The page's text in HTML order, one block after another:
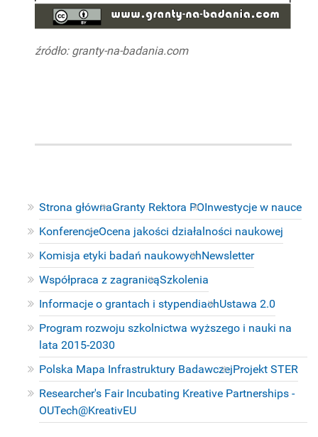
Strona głównaGranty Rektora POInwestycje w nauce
KonferencjeOcena jakości działalności naukowej
Komisja etyki badań naukowychNewsletter
Współpraca z zagranicąSzkolenia
Informacje o grantach i stypendiachUstawa 2.0
Program rozwoju szkolnictwa wyższego i nauki na
lata 2015-2030
Polska Mapa Infrastruktury BadawczejProjekt STER
Researcher's Fair Incubating Kreative Partnerships -
OUTech@KreativEU
źródło: granty-na-badania.com